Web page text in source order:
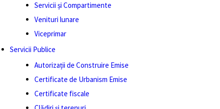
Servicii și Compartimente
Venituri lunare
Viceprimar
Servicii Publice
Autorizații de Construire Emise
Certificate de Urbanism Emise
Certificate fiscale